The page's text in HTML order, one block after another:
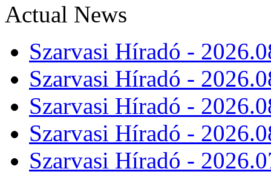
Actual News
Szarvasi Híradó -
Szarvasi Híradó -
Szarvasi Híradó -
Szarvasi Híradó -
Szarvasi Híradó -